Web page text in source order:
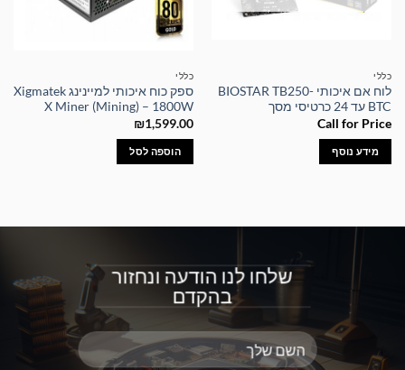
כללי
לוח אם איכותי BIOSTAR TB250-
BTC עד 24 כרטיסי מסך
Call for Price
מידע נוסף
כללי
ספק כוח איכותי למיינינג Xigmatek
X Miner (Mining) – 1800W
₪1,599.00
הוספה לסל
שלחו לנו הודעה ונחזור
בהקדם